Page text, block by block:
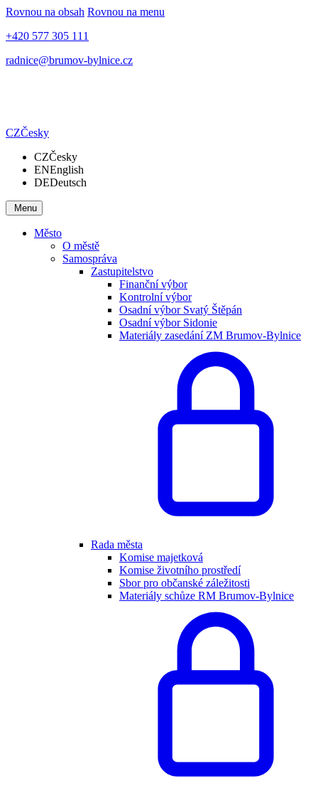
Rovnou na obsah Rovnou na menu
+420 577 305 111
radnice@brumov-bylnice.cz
CZČesky
CZČesky
ENEnglish
DEDeutsch
Menu
Město
O městě
Samospráva
Zastupitelstvo
Finanční výbor
Kontrolní výbor
Osadní výbor Svatý Štěpán
Osadní výbor Sidonie
Materiály zasedání ZM Brumov-Bylnice
Rada města
Komise majetková
Komise životního prostředí
Sbor pro občanské záležitosti
Materiály schůze RM Brumov-Bylnice